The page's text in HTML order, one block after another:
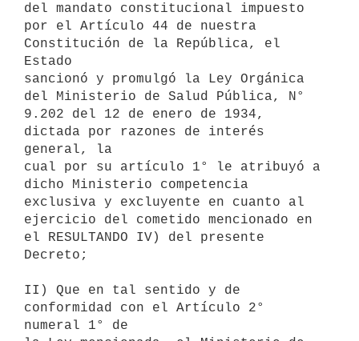
del mandato constitucional impuesto
por el Artículo 44 de nuestra
Constitución de la República, el
Estado
sancionó y promulgó la Ley Orgánica
del Ministerio de Salud Pública, N°
9.202 del 12 de enero de 1934,
dictada por razones de interés
general, la
cual por su artículo 1° le atribuyó a
dicho Ministerio competencia
exclusiva y excluyente en cuanto al
ejercicio del cometido mencionado en
el RESULTANDO IV) del presente
Decreto;
II) Que en tal sentido y de
conformidad con el Artículo 2°
numeral 1° de